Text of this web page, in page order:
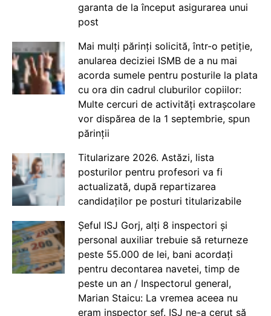
garanta de la început asigurarea unui
post
Mai mulți părinți solicită, într-o petiție,
anularea deciziei ISMB de a nu mai
acorda sumele pentru posturile la plata
cu ora din cadrul cluburilor copiilor:
Multe cercuri de activități extrașcolare
vor dispărea de la 1 septembrie, spun
părinții
Titularizare 2026. Astăzi, lista
posturilor pentru profesori va fi
actualizată, după repartizarea
candidaților pe posturi titularizabile
Șeful ISJ Gorj, alți 8 inspectori și
personal auxiliar trebuie să returneze
peste 55.000 de lei, bani acordați
pentru decontarea navetei, timp de
peste un an / Inspectorul general,
Marian Staicu: La vremea aceea nu
eram inspector șef. ISJ ne-a cerut să